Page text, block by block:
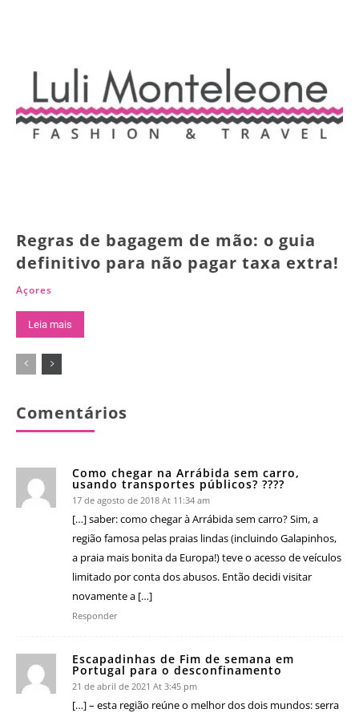
Regras de bagagem de mão: o guia
definitivo para não pagar taxa extra!
Açores
Leia mais
Comentários
Como chegar na Arrábida sem carro,
usando transportes públicos? ????
17 de agosto de 2018 At 11:34 am
[…] saber: como chegar à Arrábida sem carro? Sim, a
região famosa pelas praias lindas (incluindo Galapinhos,
a praia mais bonita da Europa!) teve o acesso de veículos
limitado por conta dos abusos. Então decidi visitar
novamente a […]
Responder
Escapadinhas de Fim de semana em
Portugal para o desconfinamento
21 de abril de 2021 At 3:45 pm
[…] – esta região reúne o melhor dos dois mundos: serra